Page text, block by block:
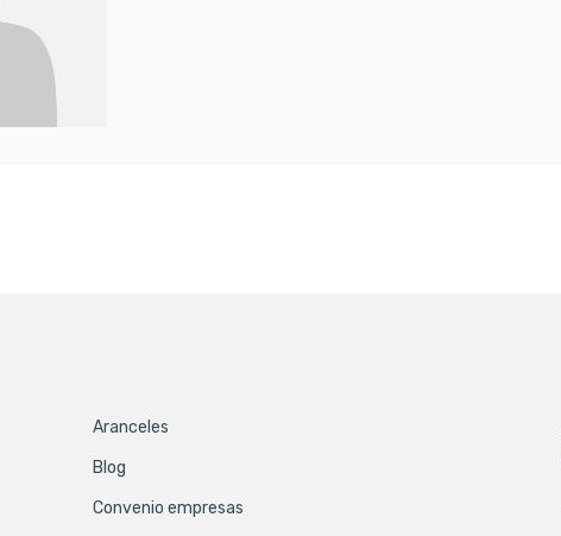
Aranceles
Blog
Convenio empresas